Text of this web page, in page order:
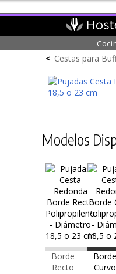
< Cestas para
Modelos
Borde
Recto
Borde
Curvo